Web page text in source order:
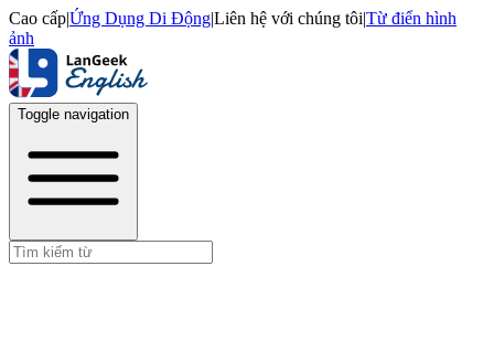
Cao cấp|Ứng Dụng Di Động|Liên hệ với chúng tôi|Từ điển hình
ảnh
Toggle navigation